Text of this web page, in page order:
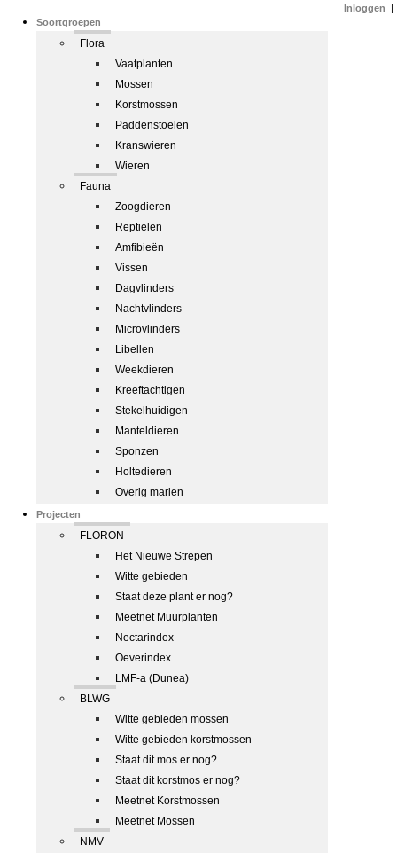
Soortgroepen
Flora
Vaatplanten
Mossen
Korstmossen
Paddenstoelen
Kranswieren
Wieren
Fauna
Zoogdieren
Reptielen
Amfibieën
Vissen
Dagvlinders
Nachtvlinders
Microvlinders
Libellen
Weekdieren
Kreeftachtigen
Stekelhuidigen
Manteldieren
Sponzen
Holtedieren
Overig marien
Projecten
FLORON
Het Nieuwe Strepen
Witte gebieden
Staat deze plant er nog?
Meetnet Muurplanten
Nectarindex
Oeverindex
LMF-a (Dunea)
BLWG
Witte gebieden mossen
Witte gebieden korstmossen
Staat dit mos er nog?
Staat dit korstmos er nog?
Meetnet Korstmossen
Meetnet Mossen
NMV
Inloggen |